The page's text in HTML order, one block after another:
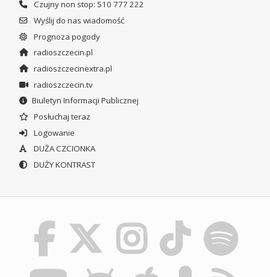
Czujny non stop: 510 777 222
Wyślij do nas wiadomość
Prognoza pogody
radioszczecin.pl
radioszczecinextra.pl
radioszczecin.tv
Biuletyn Informacji Publicznej
Posłuchaj teraz
Logowanie
DUŻA CZCIONKA
DUŻY KONTRAST